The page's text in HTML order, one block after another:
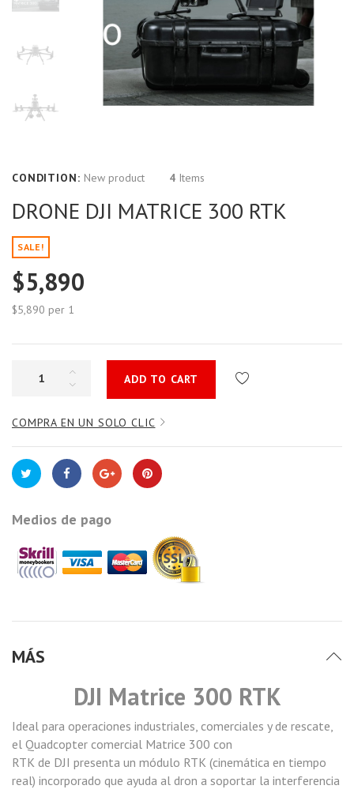
CONDITION: New product 4 Items
DRONE DJI MATRICE 300 RTK
SALE!
$5,890
$5,890 per 1
ADD TO CART
COMPRA EN UN SOLO CLIC
Medios de pago
MÁS
DJI Matrice 300 RTK
Ideal para operaciones industriales, comerciales y de rescate,
el Quadcopter comercial Matrice 300 con
RTK de DJI presenta un módulo RTK (cinemática en tiempo
real) incorporado que ayuda al dron a soportar la interferencia